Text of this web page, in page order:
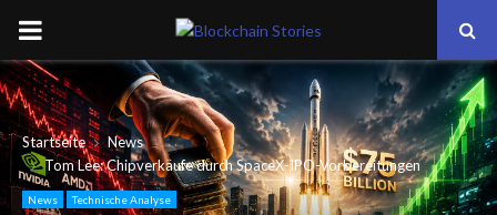
PRIMARY
MENU
Startseite
News
Tom Lee: Chipverkäufe durch SpaceX-IPO-Vorbereitungen
News Technische Analyse